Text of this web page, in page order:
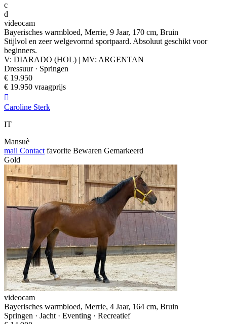
c
d
videocam
Bayerisches warmbloed, Merrie, 9 Jaar, 170 cm, Bruin
Stijlvol en zeer welgevormd sportpaard. Absoluut geschikt voor
beginners.
V: DIARADO (HOL) | MV: ARGENTAN
Dressuur · Springen
€ 19.950
€ 19.950 vraagprijs

Caroline Sterk
IT
Mansuè
mail Contact favorite Bewaren Gemarkeerd
Gold
videocam
Bayerisches warmbloed, Merrie, 4 Jaar, 164 cm, Bruin
Springen · Jacht · Eventing · Recreatief